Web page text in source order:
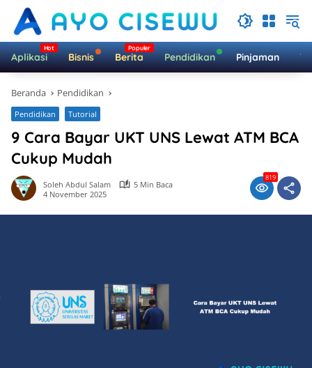
Langsung
konten
Aplikasi Bisnis Berita Pendidikan Pinjaman
Beranda Pendidikan
Pendidikan Tutorial
9 Cara Bayar UKT UNS Lewat ATM BCA
Cukup Mudah
Soleh Abdul Salam
5 Min Baca
4 November 2025
819